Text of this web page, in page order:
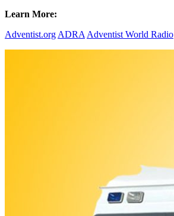
Learn More:
Adventist.org ADRA Adventist World Radio